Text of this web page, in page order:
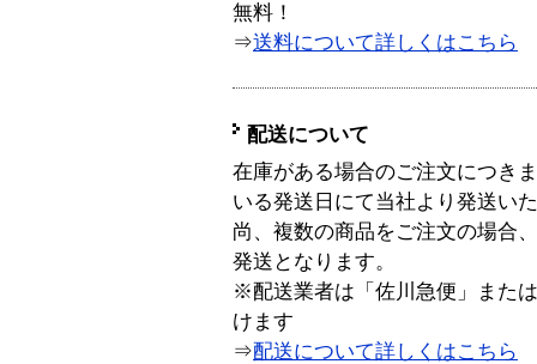
無料！
⇒送料について詳しくはこちら
配送について
在庫がある場合のご注文につき
いる発送日にて当社より発送い
尚、複数の商品をご注文の場合
発送となります。
※配送業者は「佐川急便」また
けます
⇒配送について詳しくはこちら